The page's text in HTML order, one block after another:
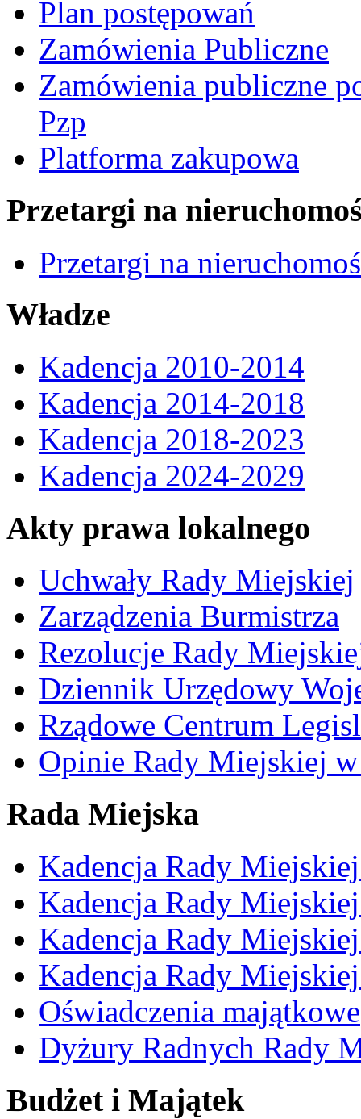
Plan postępowań
Zamówienia Publiczne
Zamówienia publiczne
Pzp
Platforma zakupowa
Przetargi na
Przetargi na
Władze
Kadencja 2010-2014
Kadencja 2014-2018
Kadencja 2018-2023
Kadencja 2024-2029
Akty prawa lokalnego
Uchwały Rady Miejskiej
Zarządzenia Burmistrza
Rezolucje Rady
Dziennik Urzędowy
Rządowe Centrum
Opinie Rady Miejskiej w
Rada Miejska
Kadencja Rady
Kadencja Rady
Kadencja Rady
Kadencja Rady
Oświadczenia majątkowe
Dyżury Radnych Rady
Budżet i Majątek